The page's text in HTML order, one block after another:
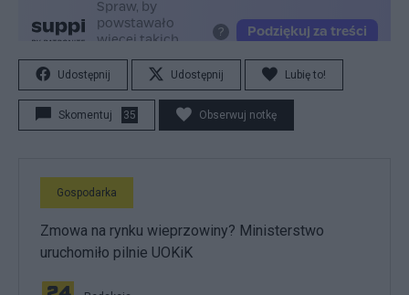
Udostępnij Udostępnij Lubię to!
Skomentuj 35 Obserwuj notkę
Gospodarka
Zmowa na rynku wieprzowiny? Ministerstwo
uruchomiło pilnie UOKiK